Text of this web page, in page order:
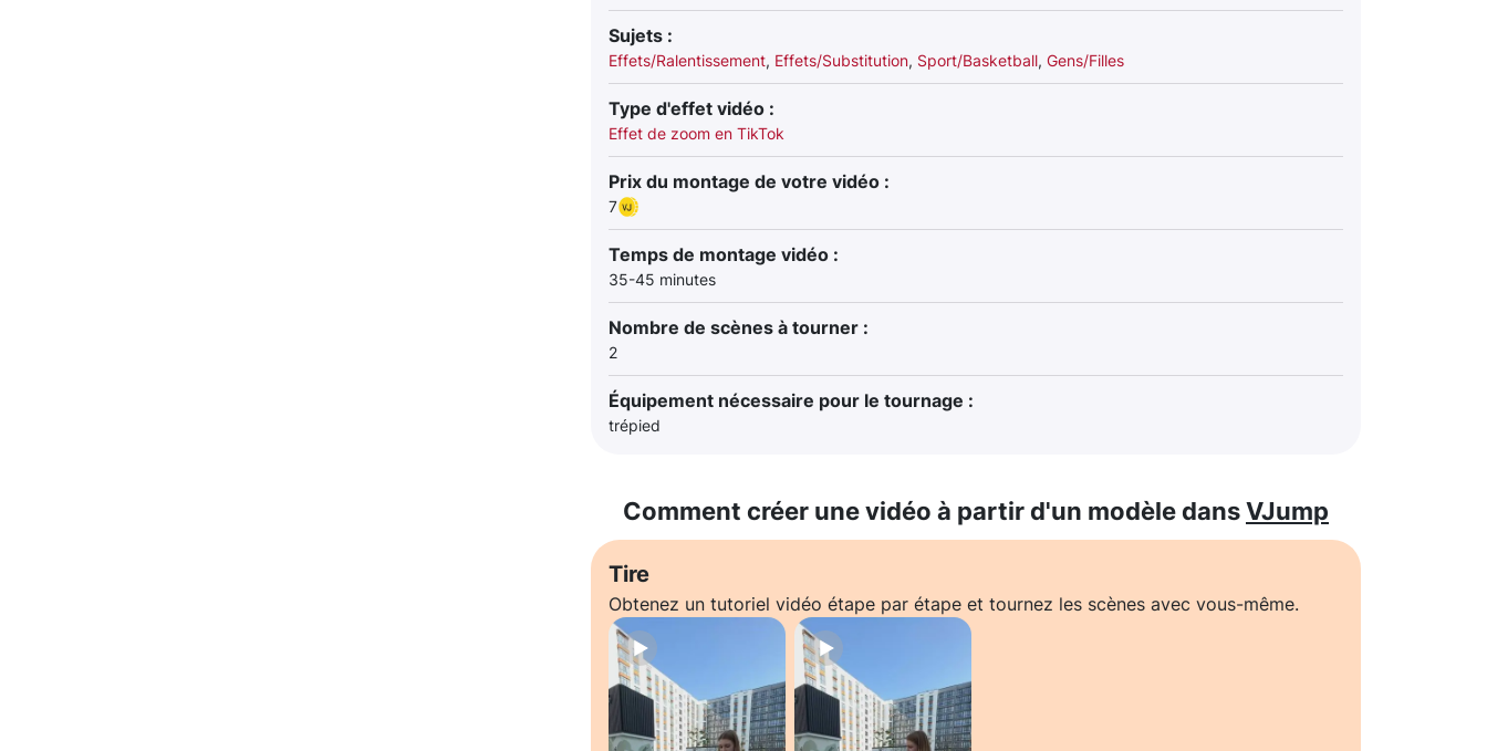
Sujets :
Effets/Ralentissement, Effets/Substitution, Sport/Basketball, Gens/Filles
Type d'effet vidéo :
Effet de zoom en TikTok
Prix du montage de votre vidéo :
7
Temps de montage vidéo :
35-45 minutes
Nombre de scènes à tourner :
2
Équipement nécessaire pour le tournage :
trépied
Comment créer une vidéo à partir d'un modèle dansVJump
Tire
Obtenez un tutoriel vidéo étape par étape et tournez les scènes avec vous-même.